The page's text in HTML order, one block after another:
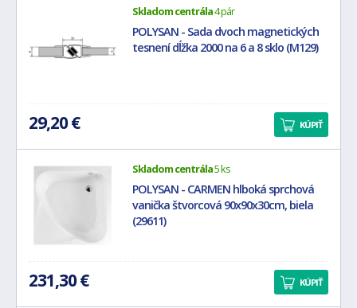
Skladom centrála4 pár
POLYSAN - Sada dvoch magnetických
tesnení dĺžka 2000 na 6 a 8 sklo (M129)
29,20 € KÚPIŤ
Skladom centrála5 ks
POLYSAN - CARMEN hlboká sprchová
vanička štvorcová 90x90x30cm, biela
(29611)
231,30 € KÚPIŤ